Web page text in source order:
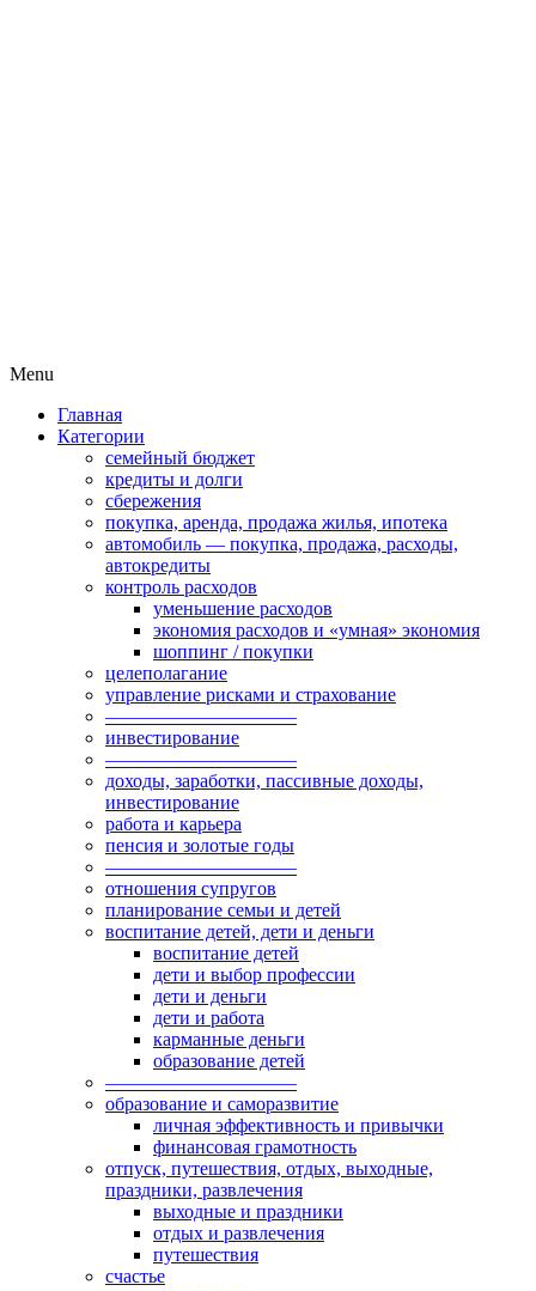
Menu
content
Главная
Категории
семейный бюджет
кредиты и долги
сбережения
покупка, аренда, продажа жилья, ипотека
автомобиль — покупка, продажа, расходы,
автокредиты
контроль расходов
уменьшение расходов
экономия расходов и «умная» экономия
шоппинг / покупки
целеполагание
управление рисками и страхование
——————————
инвестирование
——————————
доходы, заработки, пассивные доходы,
инвестирование
работа и карьера
пенсия и золотые годы
——————————
отношения супругов
планирование семьи и детей
воспитание детей, дети и деньги
воспитание детей
дети и выбор профессии
дети и деньги
дети и работа
карманные деньги
образование детей
——————————
образование и саморазвитие
личная эффективность и привычки
финансовая грамотность
отпуск, путешествия, отдых, выходные,
праздники, развлечения
выходные и праздники
отдых и развлечения
путешествия
счастье